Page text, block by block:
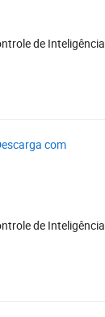
de Inteligência
com
de Inteligência